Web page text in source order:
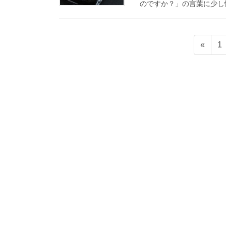
のですか？」の言葉に少
«
固
定
1